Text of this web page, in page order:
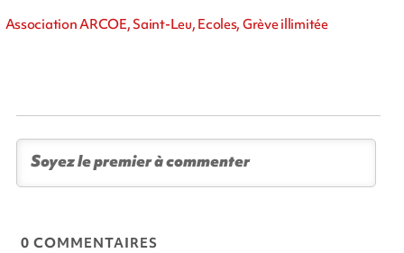
Association ARCOE, Saint-Leu, Ecoles, Grève illimitée
0 COMMENTAIRES